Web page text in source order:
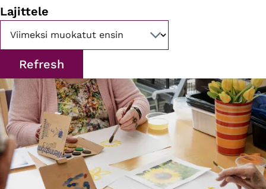
Lajittele